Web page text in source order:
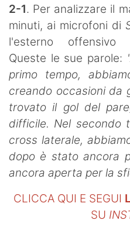
2-1. Per analizzare il
minuti, ai microfoni di
l'esterno offensivo
Queste le sue parole:
primo tempo,
creando occasioni da
trovato il gol del
difficile. Nel secondo
cross laterale,
dopo è stato ancora
ancora aperta per la
CLICCA QUI E SEGUI
SU